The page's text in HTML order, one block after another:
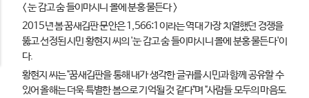
< 눈 감고 숨 들이마시니 볼에 분홍 물든다 >
2015년 봄 꿈새김판 문안은 1,566:1이라는 역대 가장 치열했던 경쟁을
뚫고 선정된 시민 황현지 씨의 '눈 감고 숨 들이마시니 볼에 분홍 물든다'이
다.
황현지 씨는 "꿈새김판을 통해 내가 생각한 글귀를 시민과 함께 공유할 수
있어 올해는 더욱 특별한 봄으로 기억될 것 같다"며 "사람들 모두의 마음도